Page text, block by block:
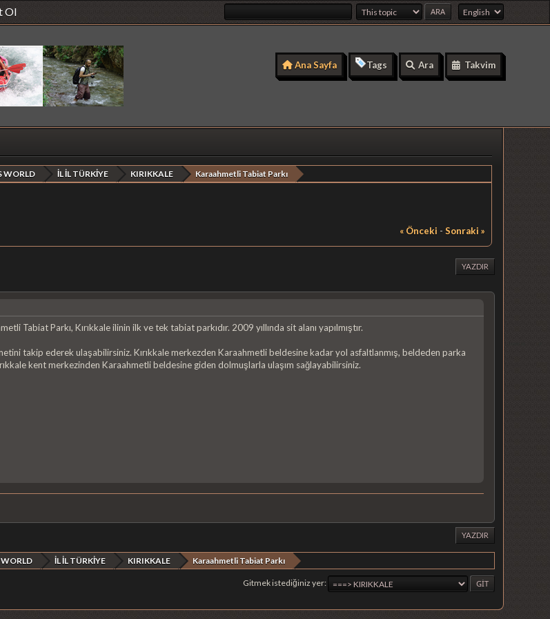
Ol
Ana Sayfa Tags Ara Takvim
WORLD İL İL TÜRKİYE KIRIKKALE Karaahmetli Tabiat Parkı
« Önceki - Sonraki »
YAZDIR
Tabiat Parkı, Kırıkkale ilinin ilk ve tek tabiat parkıdır. 2009 yıllında sit alanı yapılmıştır.
takip ederek ulaşabilirsiniz. Kırıkkale merkezden Karaahmetli beldesine kadar yol asfaltlanmış, beldeden parka
kent merkezinden Karaahmetli beldesine giden dolmuşlarla ulaşım sağlayabilirsiniz.
YAZDIR
WORLD İL İL TÜRKİYE KIRIKKALE Karaahmetli Tabiat Parkı
Gitmek istediğiniz yer